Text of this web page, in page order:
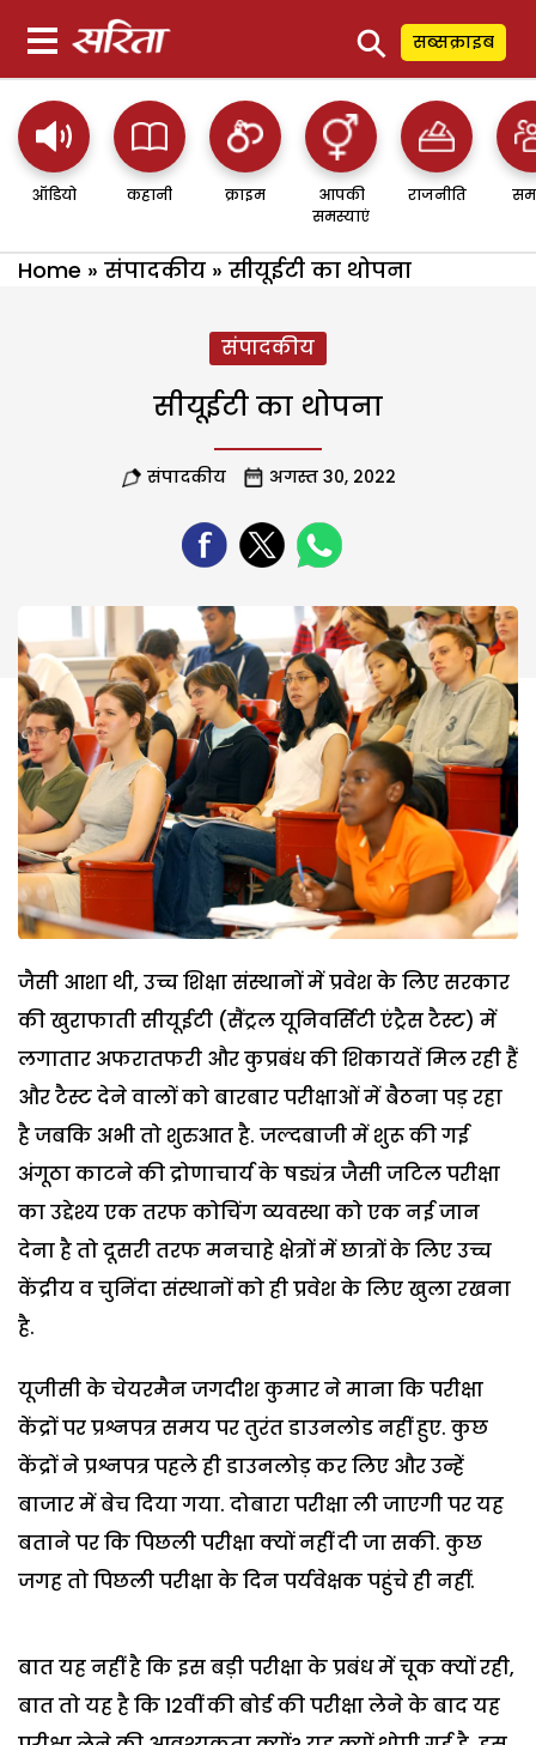
⚲ सब्सक्राइब
ऑडियो कहानी क्राइम
आपकी
समस्याएं
राजनीति
Home » संपादकीय » सीयूईटी का थोपना
संपादकीय
सीयूईटी का थोपना
संपादकीय अगस्त 30, 2022
जैसी आशा थी, उच्च शिक्षा संस्थानों में प्रवेश के लिए सरकार
की खुराफाती सीयूईटी (सैंट्रल यूनिवर्सिटी एंट्रैस टैस्ट) में
लगातार अफरातफरी और कुप्रबंध की शिकायतें मिल रही हैं
और टैस्ट देने वालों को बारबार परीक्षाओं में बैठना पड़ रहा
है जबकि अभी तो शुरुआत है. जल्दबाजी में शुरू की गई
अंगूठा काटने की द्रोणाचार्य के षड्यंत्र जैसी जटिल परीक्षा
का उद्देश्य एक तरफ कोचिंग व्यवस्था को एक नई जान
देना है तो दूसरी तरफ मनचाहे क्षेत्रों में छात्रों के लिए उच्च
केंद्रीय व चुनिंदा संस्थानों को ही प्रवेश के लिए खुला रखना
है.
यूजीसी के चेयरमैन जगदीश कुमार ने माना कि परीक्षा
केंद्रों पर प्रश्नपत्र समय पर तुरंत डाउनलोड नहीं हुए. कुछ
केंद्रों ने प्रश्नपत्र पहले ही डाउनलोड़ कर लिए और उन्हें
बाजार में बेच दिया गया. दोबारा परीक्षा ली जाएगी पर यह
बताने पर कि पिछली परीक्षा क्यों नहीं दी जा सकी. कुछ
जगह तो पिछली परीक्षा के दिन पर्यवेक्षक पहुंचे ही नहीं.
बात यह नहीं है कि इस बड़ी परीक्षा के प्रबंध में चूक क्यों रही,
बात तो यह है कि 12वीं की बोर्ड की परीक्षा लेने के बाद यह